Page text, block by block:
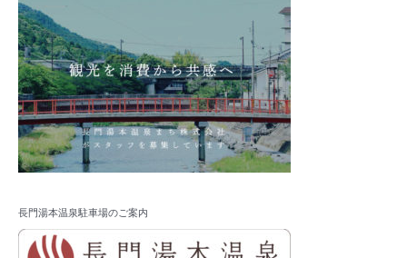
長門湯本温泉駐車場のご案内